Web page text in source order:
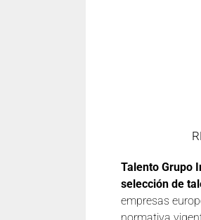
Talento Grupo
selección de
empresas